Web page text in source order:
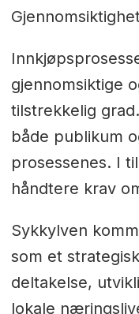
gjennomsiktige
tilstrekkelig
både publikum
prosessenes. I
håndtere krav
Sykkylven
som et
deltakelse,
lokale